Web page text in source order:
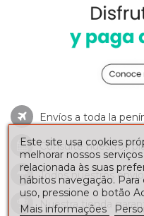
Envíos a toda la
Consulte nuestros
Todos nuestros
Nuestra tienda
Este site usa cookies
melhorar nossos
relacionada às suas
hábitos navegação.
uso, pressione o botão
Mais informações